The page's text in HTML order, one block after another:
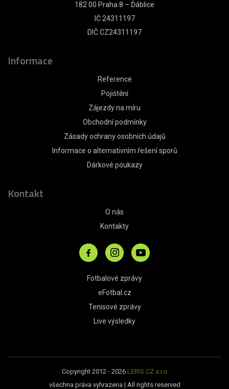
182 00 Praha 8 – Ďáblice
IČ 24311197
DIČ CZ24311197
Informace
Reference
Pojištění
Zájezdy na míru
Obchodní podmínky
Zásady ochrany osobních údajů
Informace o alternativním řešení sporů
Dárkové poukazy
Kontakt
O nás
Kontakty
Fotbalové zprávy
eFotbal.cz
Tenisové zprávy
Live výsledky
Copyright 2012 - 2026 LERIS.CZ s.r.o
všechna práva vyhrazena | All rights reserved